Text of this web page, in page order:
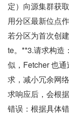
定）向源集群获
用分区最新位点
若分区为首次创
te。**3.请求构造
似，Fetcher 也
求，减小冗余网
求响应后，会根
错误：根据具体